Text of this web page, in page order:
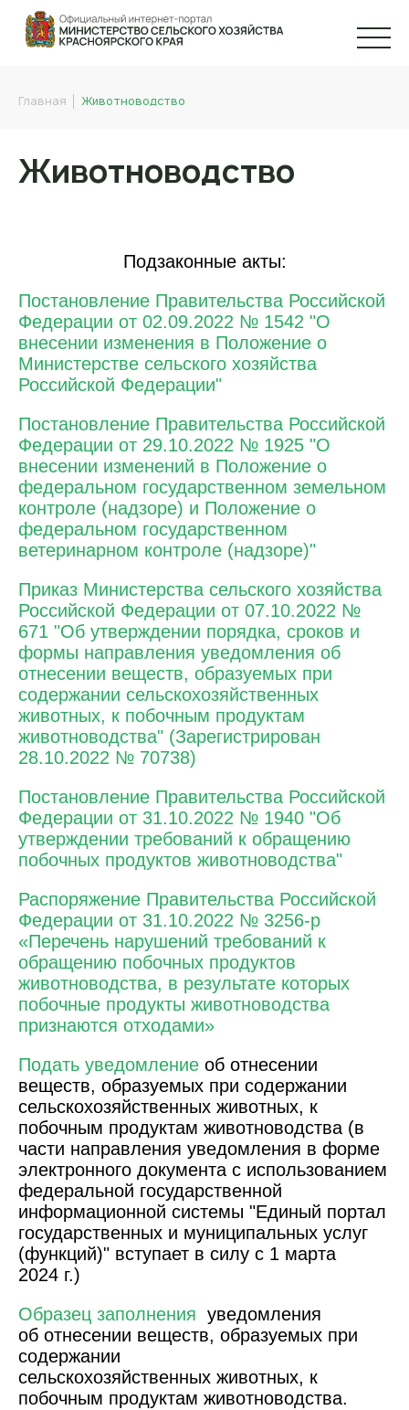
Главная Животноводство
Животноводство
Подзаконные акты:
Постановление Правительства Российской
Федерации от 02.09.2022 № 1542 "О
внесении изменения в Положение о
Министерстве сельского хозяйства
Российской Федерации"
Постановление Правительства Российской
Федерации от 29.10.2022 № 1925 "О
внесении изменений в Положение о
федеральном государственном земельном
контроле (надзоре) и Положение о
федеральном государственном
ветеринарном контроле (надзоре)"
Приказ Министерства сельского хозяйства
Российской Федерации от 07.10.2022 №
671 "Об утверждении порядка, сроков и
формы направления уведомления об
отнесении веществ, образуемых при
содержании сельскохозяйственных
животных, к побочным продуктам
животноводства" (Зарегистрирован
28.10.2022 № 70738)
Постановление Правительства Российской
Федерации от 31.10.2022 № 1940 "Об
утверждении требований к обращению
побочных продуктов животноводства"
Распоряжение Правительства Российской
Федерации от 31.10.2022 № 3256-р
«Перечень нарушений требований к
обращению побочных продуктов
животноводства, в результате которых
побочные продукты животноводства
признаются отходами»
Подать уведомление об отнесении
веществ, образуемых при содержании
сельскохозяйственных животных, к
побочным продуктам животноводства (в
части направления уведомления в форме
электронного документа с использованием
федеральной государственной
информационной системы "Единый портал
государственных и муниципальных услуг
(функций)" вступает в силу с 1 марта
2024 г.)
Образец заполнения уведомления
об отнесении веществ, образуемых при
содержании
сельскохозяйственных животных, к
побочным продуктам животноводства.